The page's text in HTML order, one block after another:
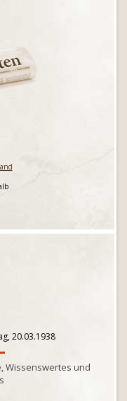
20.03.1938
Wissenswertes und